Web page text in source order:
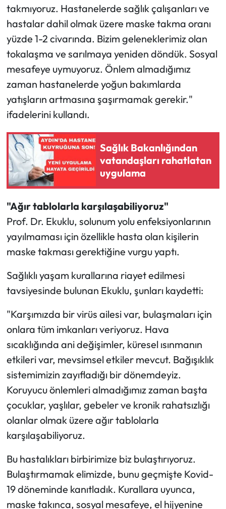
takmıyoruz. Hastanelerde sağlık çalışanları ve
hastalar dahil olmak üzere maske takma oranı
yüzde 1-2 civarında. Bizim geleneklerimiz olan
tokalaşma ve sarılmaya yeniden döndük. Sosyal
mesafeye uymuyoruz. Önlem almadığımız
zaman hastanelerde yoğun bakımlarda
yatışların artmasına şaşırmamak gerekir."
ifadelerini kullandı.
Sağlık Bakanlığından
vatandaşları rahatlatan
uygulama
"Ağır tablolarla karşılaşabiliyoruz"
Prof. Dr. Ekuklu, solunum yolu enfeksiyonlarının
yayılmaması için özellikle hasta olan kişilerin
maske takması gerektiğine vurgu yaptı.
Sağlıklı yaşam kurallarına riayet edilmesi
tavsiyesinde bulunan Ekuklu, şunları kaydetti:
"Karşımızda bir virüs ailesi var, bulaşmaları için
onlara tüm imkanları veriyoruz. Hava
sıcaklığında ani değişimler, küresel ısınmanın
etkileri var, mevsimsel etkiler mevcut. Bağışıklık
sistemimizin zayıfladığı bir dönemdeyiz.
Koruyucu önlemleri almadığımız zaman başta
çocuklar, yaşlılar, gebeler ve kronik rahatsızlığı
olanlar olmak üzere ağır tablolarla
karşılaşabiliyoruz.
Bu hastalıkları birbirimize biz bulaştırıyoruz.
Bulaştırmamak elimizde, bunu geçmişte Kovid-
19 döneminde kanıtladık. Kurallara uyunca,
maske takınca, sosyal mesafeye, el hijyenine